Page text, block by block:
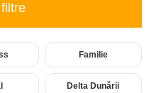
Familie
Delta Dunării